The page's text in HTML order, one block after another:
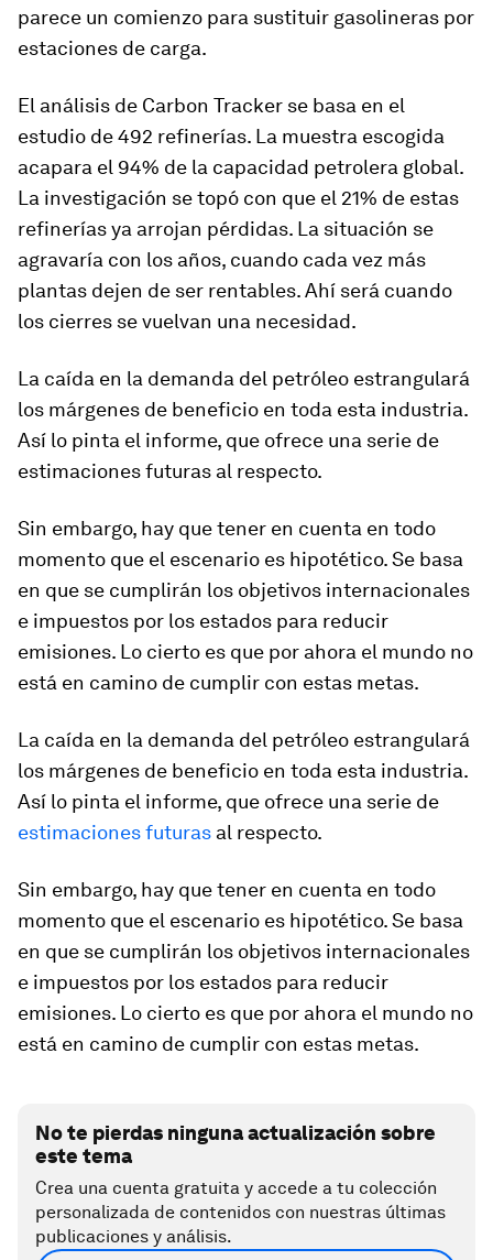
parece un comienzo para sustituir gasolineras por
estaciones de carga.
El análisis de Carbon Tracker se basa en el
estudio de 492 refinerías. La muestra escogida
acapara el 94% de la capacidad petrolera global.
La investigación se topó con que el 21% de estas
refinerías ya arrojan pérdidas. La situación se
agravaría con los años, cuando cada vez más
plantas dejen de ser rentables. Ahí será cuando
los cierres se vuelvan una necesidad.
La caída en la demanda del petróleo estrangulará
los márgenes de beneficio en toda esta industria.
Así lo pinta el informe, que ofrece una serie de
estimaciones futuras al respecto.
Sin embargo, hay que tener en cuenta en todo
momento que el escenario es hipotético. Se basa
en que se cumplirán los objetivos internacionales
e impuestos por los estados para reducir
emisiones. Lo cierto es que por ahora el mundo no
está en camino de cumplir con estas metas.
La caída en la demanda del petróleo estrangulará
los márgenes de beneficio en toda esta industria.
Así lo pinta el informe, que ofrece una serie de
estimaciones futuras al respecto.
Sin embargo, hay que tener en cuenta en todo
momento que el escenario es hipotético. Se basa
en que se cumplirán los objetivos internacionales
e impuestos por los estados para reducir
emisiones. Lo cierto es que por ahora el mundo no
está en camino de cumplir con estas metas.
No te pierdas ninguna actualización sobre
este tema
Crea una cuenta gratuita y accede a tu colección
personalizada de contenidos con nuestras últimas
publicaciones y análisis.